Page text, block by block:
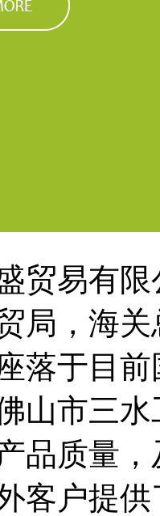
贸易有
局，海
落于目
山市三
品质量
客户提